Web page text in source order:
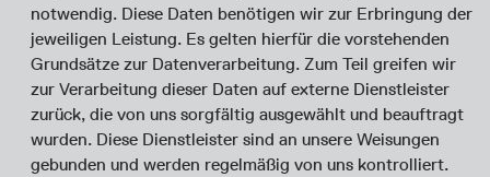
notwendig. Diese Daten benötigen wir zur Erbringung der
jeweiligen Leistung. Es gelten hierfür die vorstehenden
Grundsätze zur Datenverarbeitung. Zum Teil greifen wir
zur Verarbeitung dieser Daten auf externe Dienstleister
zurück, die von uns sorgfältig ausgewählt und beauftragt
wurden. Diese Dienstleister sind an unsere Weisungen
gebunden und werden regelmäßig von uns kontrolliert.